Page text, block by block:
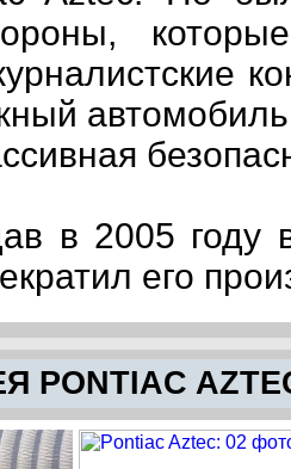
автомобиль
в 2005 году
его
PONTIAC